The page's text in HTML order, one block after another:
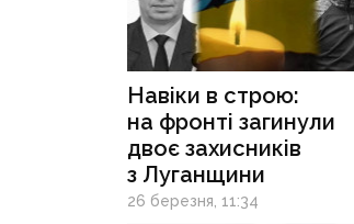
Навіки в строю:
на фронті загинули
двоє захисників
з Луганщини
26 березня, 11:34